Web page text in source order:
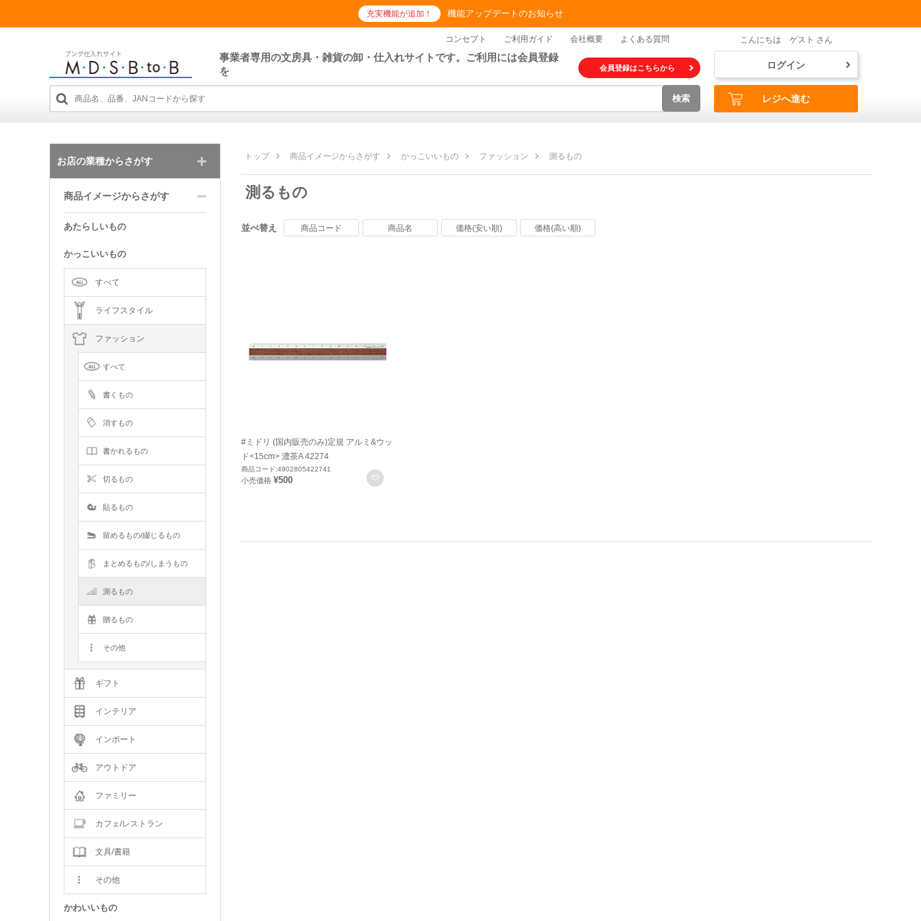
充実機能が追加！ 機能アップデートのお知らせ
コンセプト ご利用ガイド 会社概要 よくある質問
事業者専用の文房具・雑貨の卸・仕入れサイトです。ご利用には会員登録
を
会員登録はこちらから
検索
こんにちは ゲスト さん
ログイン
レジへ進む
トップ 商品イメージからさがす かっこいいもの ファッション 測るもの
測るもの
並べ替え 商品コード 商品名 価格(安い順) 価格(高い順)
#ミドリ (国内販売のみ)定規 アルミ&ウッ
ド<15cm> 濃茶A 42274
商品コード:4902805422741
小売価格 ¥500 お気に入りに登録
お店の業種からさがす
商品イメージからさがす
あたらしいもの
かっこいいもの
すべて
ライフスタイル
ファッション
すべて
書くもの
消すもの
書かれるもの
切るもの
貼るもの
留めるもの/綴じるもの
まとめるもの/しまうもの
測るもの
贈るもの
その他
ギフト
インテリア
インポート
アウトドア
ファミリー
カフェ/レストラン
文具/書籍
その他
かわいいもの